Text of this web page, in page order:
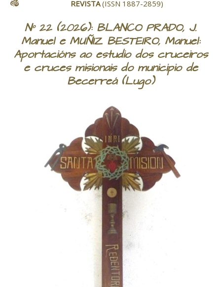
REVISTA(ISSN 1887-2859)
Nº 22 (2026): BLANCO PRADO, J.
Manuel e MUÑIZ BESTEIRO, Manuel:
Aportacións ao estudio dos cruceiros
e cruces misionais do municipio de
Becerreá (Lugo)